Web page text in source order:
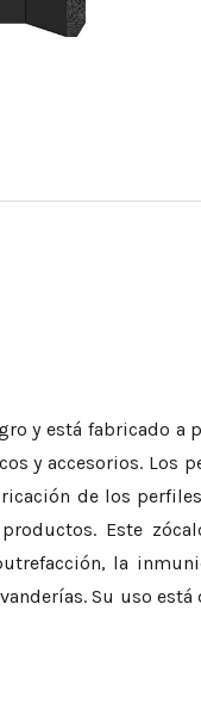
y está fabricado
y accesorios. Los
de los
Este
la
Su uso